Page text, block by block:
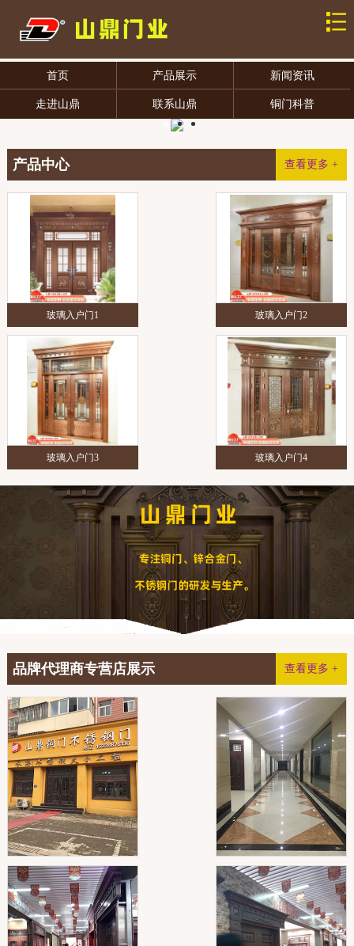
首页 产品展示 新闻资讯
走进山鼎 联系山鼎 铜门科普
查看更多 +
产品中心
玻璃入户门1 玻璃入户门2
玻璃入户门3 玻璃入户门4
查看更多 +
品牌代理商专营店展示